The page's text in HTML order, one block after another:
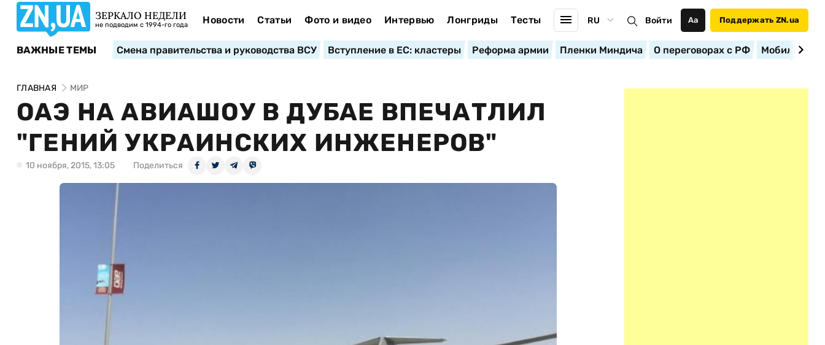
ЗЕРКАЛО НЕДЕЛИ
не подводим с 1994-го года Новости Статьи Фото и видео Интервью Лонгриды Тесты RU Войти Аа Поддержать ZN.ua
ВАЖНЫЕ ТЕМЫ Смена правительства и руководства ВСУ Вступление в ЕС: кластеры Реформа армии Пленки Миндича О переговорах с РФ
ГЛАВНАЯ МИР
ОАЭ НА АВИАШОУ В ДУБАЕ ВПЕЧАТЛИЛ
"ГЕНИЙ УКРАИНСКИХ ИНЖЕНЕРОВ"
10 ноября, 2015, 13:05 Поделиться